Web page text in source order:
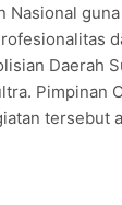
Nasional
Daerah
Pimpinan
tersebut